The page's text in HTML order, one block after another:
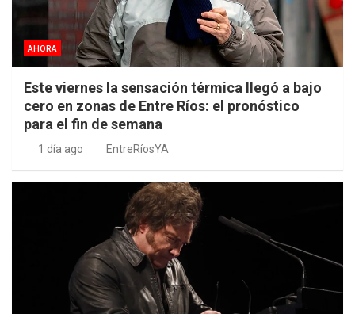
AHORA
Este viernes la sensación térmica llegó a bajo
cero en zonas de Entre Ríos: el pronóstico
para el fin de semana
1 día ago EntreRíosYA